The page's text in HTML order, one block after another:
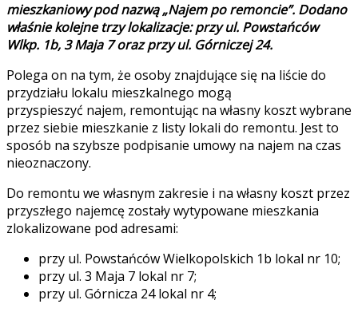
mieszkaniowy pod nazwą „Najem po remoncie”. Dodano
właśnie kolejne trzy lokalizacje: przy ul. Powstańców
Wlkp. 1b, 3 Maja 7 oraz przy ul. Górniczej 24.
Polega on na tym, że osoby znajdujące się na liście do
przydziału lokalu mieszkalnego mogą
przyspieszyć najem, remontując na własny koszt wybrane
przez siebie mieszkanie z listy lokali do remontu. Jest to
sposób na szybsze podpisanie umowy na najem na czas
nieoznaczony.
Do remontu we własnym zakresie i na własny koszt przez
przyszłego najemcę zostały wytypowane mieszkania
zlokalizowane pod adresami:
przy ul. Powstańców Wielkopolskich 1b lokal nr 10;
przy ul. 3 Maja 7 lokal nr 7;
przy ul. Górnicza 24 lokal nr 4;